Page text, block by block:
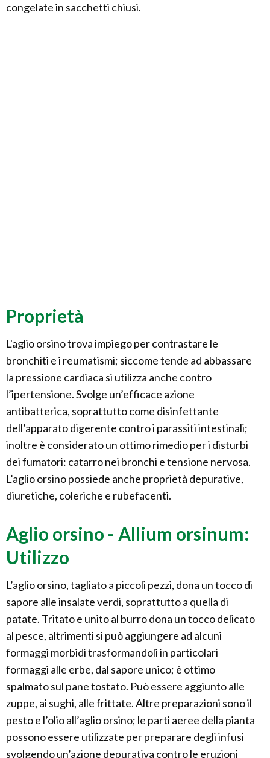
congelate in sacchetti chiusi.
Proprietà
L'aglio orsino trova impiego per contrastare le
bronchiti e i reumatismi; siccome tende ad abbassare
la pressione cardiaca si utilizza anche contro
l’ipertensione. Svolge un’efficace azione
antibatterica, soprattutto come disinfettante
dell’apparato digerente contro i parassiti intestinali;
inoltre è considerato un ottimo rimedio per i disturbi
dei fumatori: catarro nei bronchi e tensione nervosa.
L’aglio orsino possiede anche proprietà depurative,
diuretiche, coleriche e rubefacenti.
Aglio orsino - Allium orsinum:
Utilizzo
L’aglio orsino, tagliato a piccoli pezzi, dona un tocco di
sapore alle insalate verdi, soprattutto a quella di
patate. Tritato e unito al burro dona un tocco delicato
al pesce, altrimenti si può aggiungere ad alcuni
formaggi morbidi trasformandoli in particolari
formaggi alle erbe, dal sapore unico; è ottimo
spalmato sul pane tostato. Può essere aggiunto alle
zuppe, ai sughi, alle frittate. Altre preparazioni sono il
pesto e l’olio all’aglio orsino; le parti aeree della pianta
possono essere utilizzate per preparare degli infusi
svolgendo un’azione depurativa contro le eruzioni